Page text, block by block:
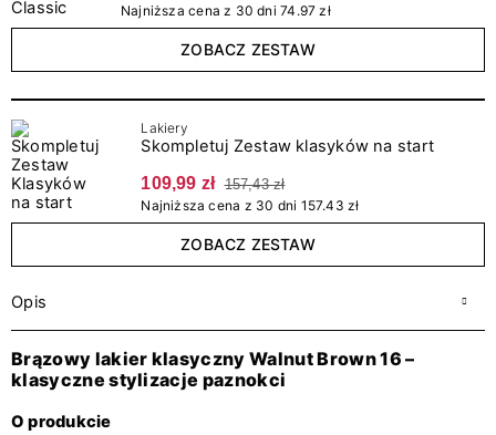
Najniższa cena z 30 dni 74.97 zł
ZOBACZ ZESTAW
Lakiery
Skompletuj Zestaw klasyków na start
109,99 zł 157,43 zł
Najniższa cena z 30 dni 157.43 zł
ZOBACZ ZESTAW
Opis
Brązowy lakier klasyczny Walnut Brown 16 –
klasyczne stylizacje paznokci
O produkcie